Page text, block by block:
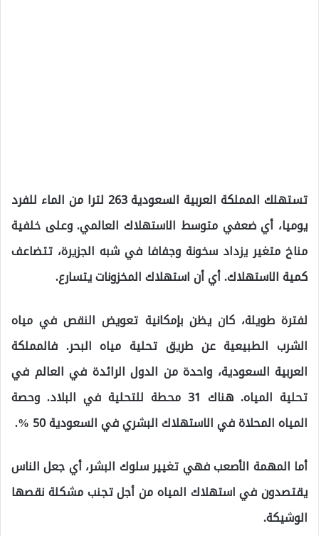
تستهلك المملكة العربية السعودية 263 لترا من الماء للفرد
يوميا، أي ضعفي متوسط الاستهلاك العالمي. وعلى خلفية
مناخ متغير يزداد سخونة وجفافا في شبه الجزيرة، تتضاعف
كمية الاستهلاك. أي أن استهلاك المخزونات يتسارع.
لفترة طويلة، كان يظن بإمكانية تعويض النقص في مياه
الشرب الطبيعية عن طريق تحلية مياه البحر. فالمملكة
العربية السعودية، واحدة من الدول الرائدة في العالم في
تحلية المياه. هناك 31 محطة للتحلية في البلاد. وحصة
المياه المحلاة في الاستهلاك البشري في السعودية 50 %.
أما المهمة الأصعب فهي تغيير سلوك البشر، أي جعل الناس
يقتصدون في استهلاك المياه من أجل تجنب مشكلة نقصها
الوشيكة.